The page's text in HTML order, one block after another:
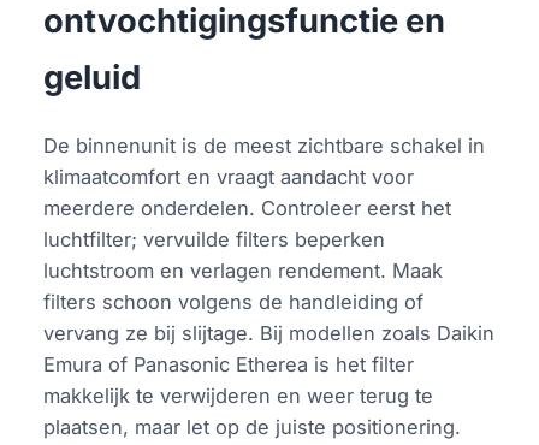
ontvochtigingsfunctie en
geluid
De binnenunit is de meest zichtbare schakel in
klimaatcomfort en vraagt aandacht voor
meerdere onderdelen. Controleer eerst het
luchtfilter; vervuilde filters beperken
luchtstroom en verlagen rendement. Maak
filters schoon volgens de handleiding of
vervang ze bij slijtage. Bij modellen zoals Daikin
Emura of Panasonic Etherea is het filter
makkelijk te verwijderen en weer terug te
plaatsen, maar let op de juiste positionering.